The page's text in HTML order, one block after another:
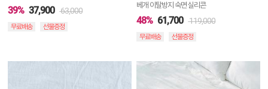
39% 37,900 63,000
무료배송 선물증정
베개 이탈방지 숙면 실리콘
48% 61,700 119,000
무료배송 선물증정